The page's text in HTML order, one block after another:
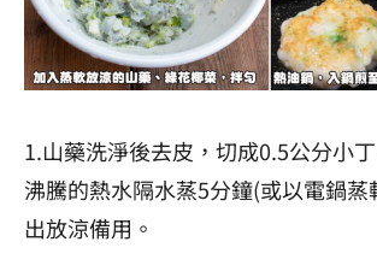
1.山藥洗淨後去皮，切成0.5公分小
沸騰的熱水隔水蒸5分鐘(或以電鍋蒸
出放涼備用。